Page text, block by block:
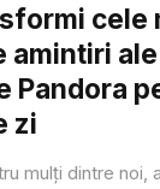
cele
amintiri
Pandora
zi
mulți dintre noi,